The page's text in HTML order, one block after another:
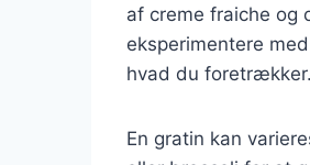
af creme fraiche og
eksperimentere
hvad du foretrækker.
En gratin kan